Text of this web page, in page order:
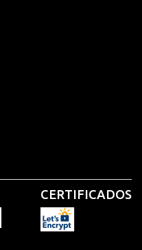
CERTIFICADOS